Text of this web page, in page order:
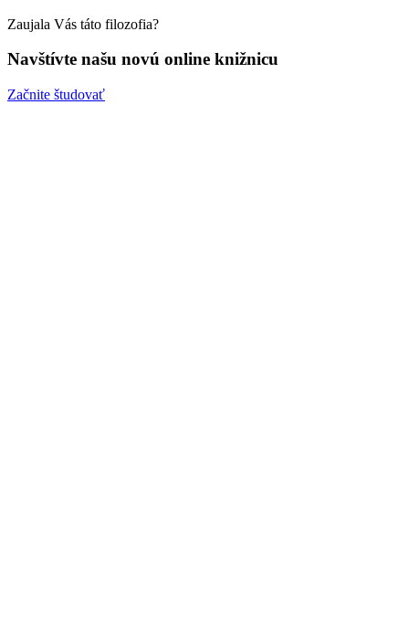
Zaujala Vás táto filozofia?
Navštívte našu novú online knižnicu
Začnite študovať